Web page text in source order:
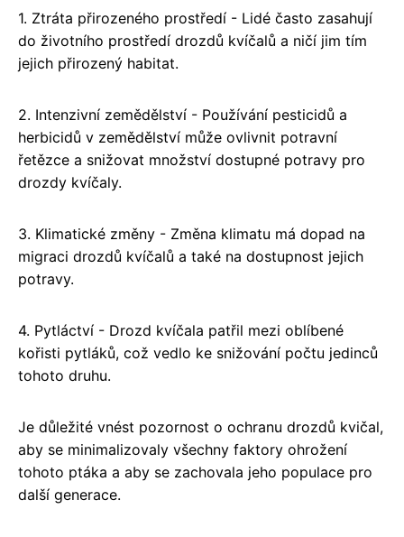
1. Ztráta přirozeného prostředí - Lidé často zasahují
do životního prostředí drozdů kvíčalů a ničí jim tím
jejich přirozený habitat.
2. Intenzivní zemědělství - Používání pesticidů a
herbicidů v zemědělství může ovlivnit potravní
řetězce a snižovat množství dostupné potravy pro
drozdy kvíčaly.
3. Klimatické změny - Změna klimatu má dopad na
migraci drozdů kvíčalů a také na dostupnost jejich
potravy.
4. Pytláctví - Drozd kvíčala patřil mezi oblíbené
kořisti pytláků, což vedlo ke snižování počtu jedinců
tohoto druhu.
Je důležité vnést pozornost o ochranu drozdů kvičal,
aby se minimalizovaly všechny faktory ohrožení
tohoto ptáka a aby se zachovala jeho populace pro
další generace.